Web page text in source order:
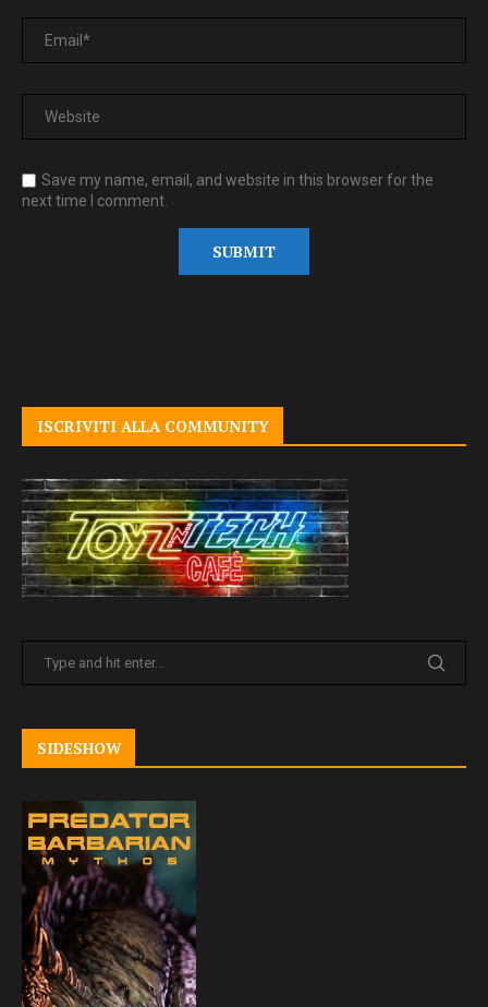
Save my name, email, and website in this browser for the
next time I comment.
ISCRIVITI ALLA COMMUNITY
SIDESHOW